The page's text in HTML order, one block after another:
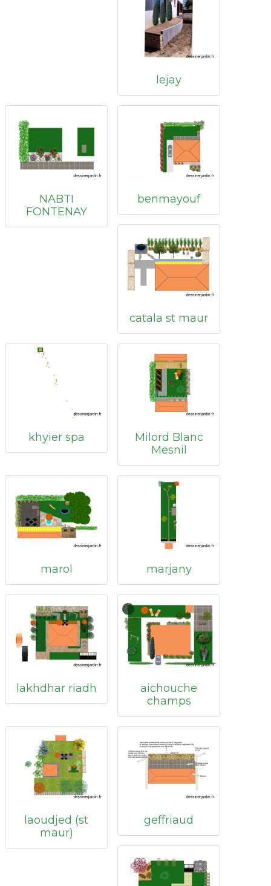
lejay
NABTI
FONTENAY
benmayouf
catala st maur
khyier spa
Milord Blanc
Mesnil
marol marjany
lakhdhar riadh
aichouche
champs
laoudjed (st
maur)
geffriaud